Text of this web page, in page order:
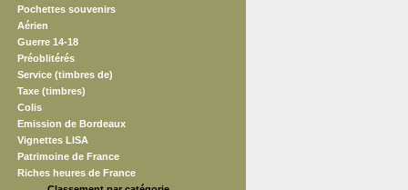
Pochettes souvenirs
Aérien
Guerre 14-18
Préoblitérés
Service (timbres de)
Taxe (timbres)
Colis
Emission de Bordeaux
Vignettes LISA
Patrimoine de France
Riches heures de France